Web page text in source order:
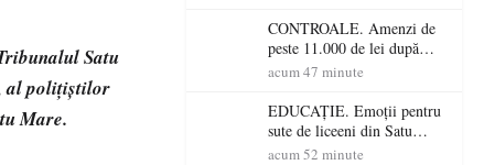
Satu
al polițiștilor
Mare.
controale în toate
gospodăriile și face apel la
respectarea legii
CONTROALE. Amenzi de
peste 11.000 de lei după
controalele DSVSA Satu
cantină, sancționate pentru
nereguli
acum 47 minute
EDUCAȚIE. Emoții pentru
sute de liceeni din Satu
Mare! Începe BAC-ul de
acum 52 minute